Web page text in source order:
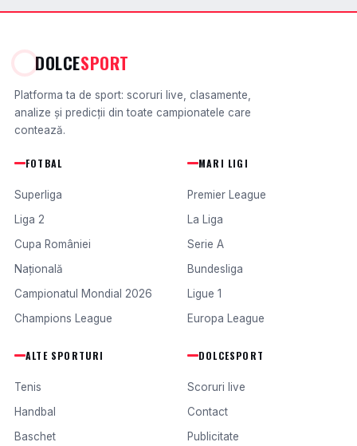
DOLCESPORT
Platforma ta de sport: scoruri live, clasamente,
analize și predicții din toate campionatele care
contează.
FOTBAL
Superliga
Liga 2
Cupa României
Națională
Campionatul Mondial 2026
Champions League
MARI LIGI
Premier League
La Liga
Serie A
Bundesliga
Ligue 1
Europa League
ALTE SPORTURI
Tenis
Handbal
Baschet
DOLCESPORT
Scoruri live
Contact
Publicitate